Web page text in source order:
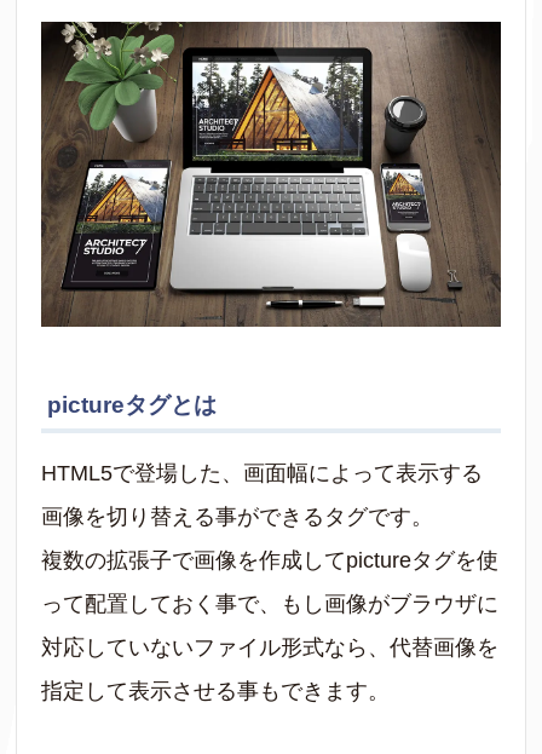
pictureタグとは
HTML5で登場した、画面幅によって表示する
画像を切り替える事ができるタグです。
複数の拡張子で画像を作成してpictureタグを使
って配置しておく事で、もし画像がブラウザに
対応していないファイル形式なら、代替画像を
指定して表示させる事もできます。